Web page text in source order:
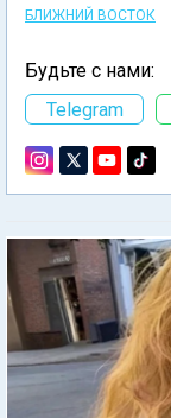
БЛИЖНИЙ ВОСТОК
Будьте с нами:
Telegram